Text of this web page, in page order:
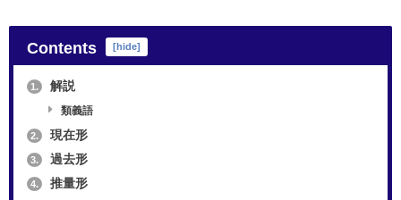
Contents [hide]
1. 解説
類義語
2. 現在形
3. 過去形
4. 推量形